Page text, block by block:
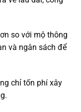
so với mộ thông
và ngân sách để
chỉ tốn phí xây